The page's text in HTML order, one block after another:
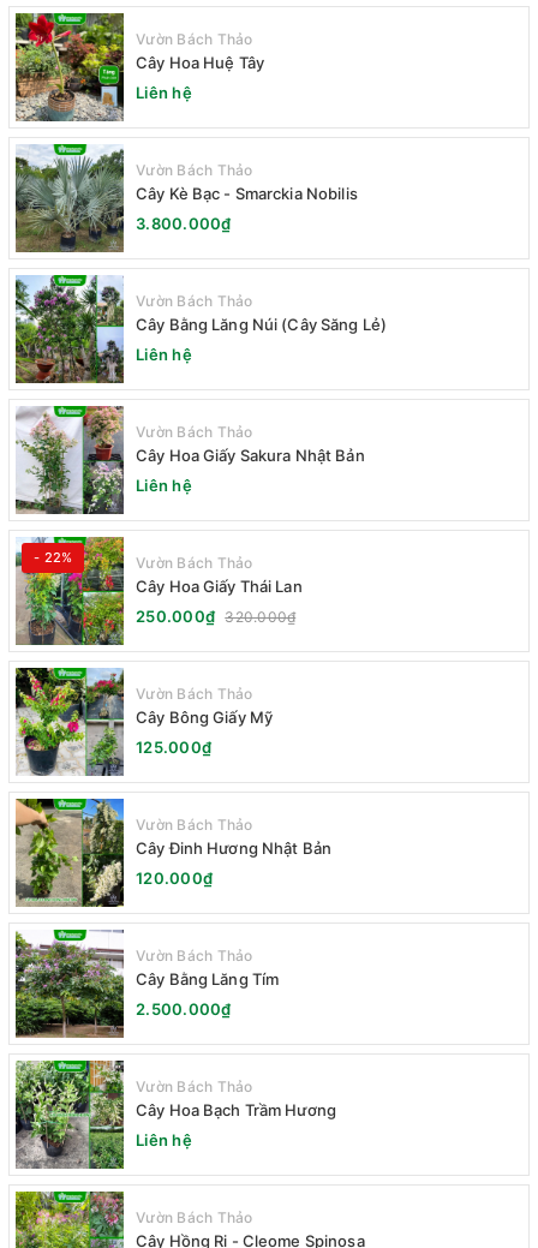
Vườn Bách Thảo
Cây Hoa Huệ Tây
Liên hệ
Vườn Bách Thảo
Cây Kè Bạc - Smarckia Nobilis
3.800.000₫
Vườn Bách Thảo
Cây Bằng Lăng Núi (Cây Săng Lẻ)
Liên hệ
Vườn Bách Thảo
Cây Hoa Giấy Sakura Nhật Bản
Liên hệ
- 22% Vườn Bách Thảo
Cây Hoa Giấy Thái Lan
250.000₫ 320.000₫
Vườn Bách Thảo
Cây Bông Giấy Mỹ
125.000₫
Vườn Bách Thảo
Cây Đinh Hương Nhật Bản
120.000₫
Vườn Bách Thảo
Cây Bằng Lăng Tím
2.500.000₫
Vườn Bách Thảo
Cây Hoa Bạch Trầm Hương
Liên hệ
Vườn Bách Thảo
Cây Hồng Ri - Cleome Spinosa